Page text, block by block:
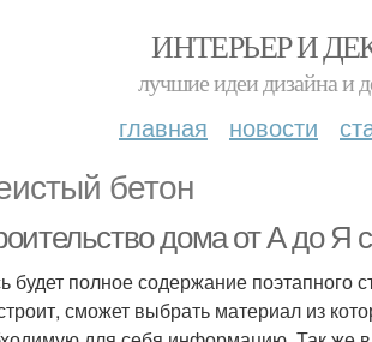
ИНТЕРЬЕР И
лучшие идеи дизайна и
главная новости
бетон
дома от А до Я
будет полное содержание поэтапного
сможет выбрать материал из